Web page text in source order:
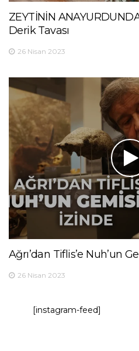
ZEYTİNİN
Derik Tavası
26 Nisan 2023
Ağrı’dan Tiflis’e Nuh’un
26 Nisan 2023
[instagram-feed]